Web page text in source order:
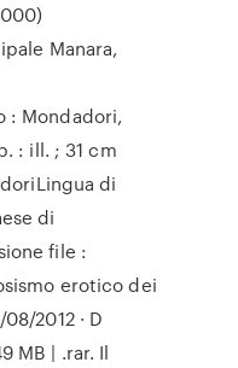
Manara,
: Mondadori,
: ill. ; 31 cm
di
di
file :
erotico dei
2012 · D
MB | .rar. Il